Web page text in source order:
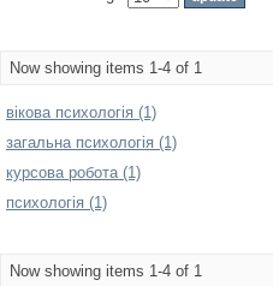
Now showing items 1-4 of 1
вікова психологія (1)
загальна психологія (1)
курсова робота (1)
психологія (1)
Now showing items 1-4 of 1